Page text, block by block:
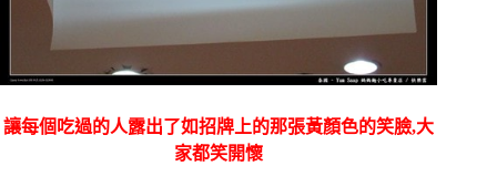
讓每個吃過的人露出了如招牌上的那張黃顏色的笑臉,大
家都笑開懷